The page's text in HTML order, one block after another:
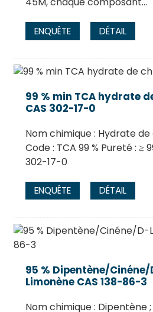
ENQUÊTE DÉTAIL
99 % min TCA hydrate
CAS 302-17-0
Nom chimique : Hydrate
Code : TCA 99 % Pureté : ≥
302-17-0
ENQUÊTE DÉTAIL
95 % Dipentène/Cinéne/
Limonène CAS 138-86-3
Nom chimique : Dipentène ;